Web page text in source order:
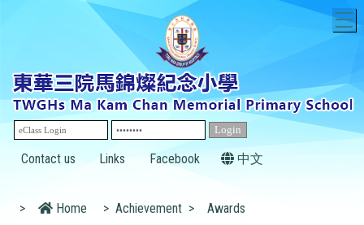
Contact us Links Facebook 中文
> Home > Achievement > Awards